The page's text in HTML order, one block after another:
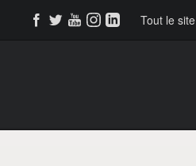
Tout le site